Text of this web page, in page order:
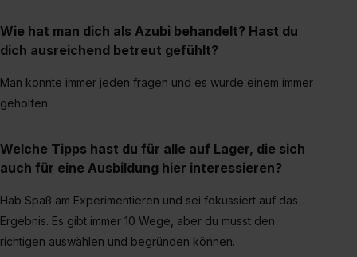
Wie hat man dich als Azubi behandelt? Hast du
dich ausreichend betreut gefühlt?
Man konnte immer jeden fragen und es wurde einem immer
geholfen.
Welche Tipps hast du für alle auf Lager, die sich
auch für eine Ausbildung hier interessieren?
Hab Spaß am Experimentieren und sei fokussiert auf das
Ergebnis. Es gibt immer 10 Wege, aber du musst den
richtigen auswählen und begründen können.